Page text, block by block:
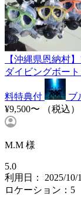
【沖縄県恩納村
ダイビングボー
料特典付
ブ
¥9,500〜
（税込）
M.M 様
5.0
利用日： 2025/10/
ロケーション：5